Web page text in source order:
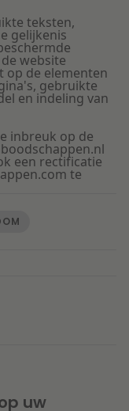
teksten,
gelijkenis
website
op de elementen
gebruikte
en indeling van
inbreuk op de
een rectificatie
te
uw